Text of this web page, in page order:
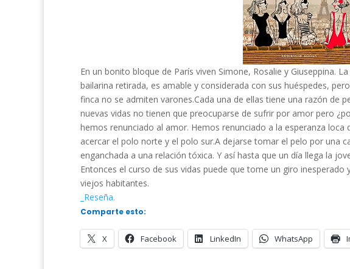
En un bonito bloque de París viven Simone, Rosalie y Giuseppina.
bailarina retirada, es amable y considerada con sus huéspedes,
finca no se admiten varones.Cada una de ellas tiene una razón de
nuevas vidas no tienen que preocuparse de sufrir por amor pero
hemos renunciado al amor. Hemos renunciado a la esperanza loca
acercar el polo norte y el polo sur.A dejarse tomar el pelo por una
enganchada a una relación tóxica. Y así hasta que un día llega la
Entonces el curso de sus vidas puede que tome un giro
viejos habitantes.
_Reseña.
Comparte esto:
X Facebook LinkedIn WhatsApp